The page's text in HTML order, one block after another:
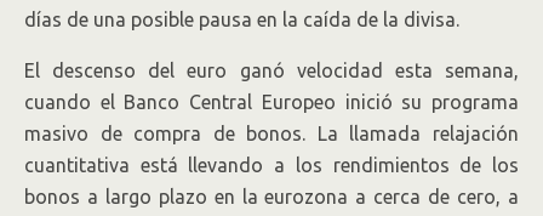
días de una posible pausa en la caída de la divisa.
El descenso del euro ganó velocidad esta semana,
cuando el Banco Central Europeo inició su programa
masivo de compra de bonos. La llamada relajación
cuantitativa está llevando a los rendimientos de los
bonos a largo plazo en la eurozona a cerca de cero, a